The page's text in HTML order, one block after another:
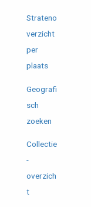
Strateno
verzicht
per
plaats
Geografi
sch
zoeken
Collectie
-
overzich
t